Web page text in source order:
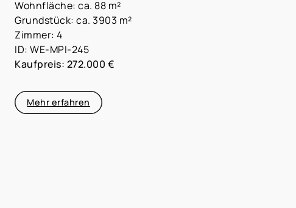
Wohnfläche: ca. 88 m²
Grundstück: ca. 3903 m²
Zimmer: 4
ID: WE-MPI-245
Kaufpreis: 272.000 €
Mehr erfahren